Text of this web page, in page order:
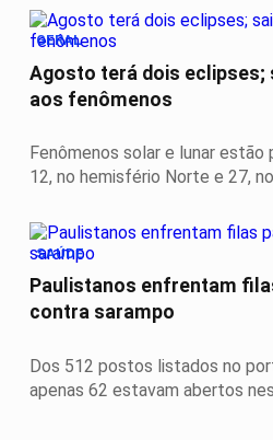
GERAL
Agosto terá dois eclipses;
aos fenômenos
Fenômenos solar e lunar estão
12, no hemisfério Norte e 27,
SAÚDE
Paulistanos enfrentam
contra sarampo
Dos 512 postos listados no
apenas 62 estavam abertos